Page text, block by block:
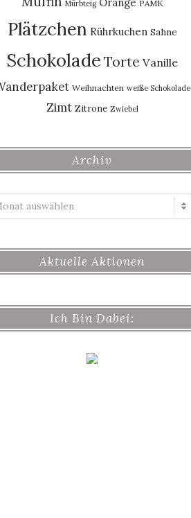
Mürbteig Orange PAMK
Plätzchen Rührkuchen Sahne
Schokolade Torte Vanille
Weihnachten weiße Schokolade
Zimt Zitrone Zwiebel
Archiv
Aktuelle Aktionen
Ich Bin Dabei: